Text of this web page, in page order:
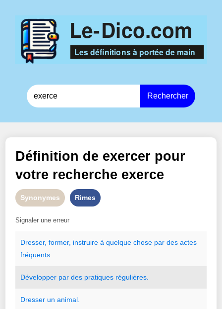
Rechercher
Définition de exercer pour
votre recherche exerce
Synonymes Rimes
Signaler une erreur
Dresser,former, instruire à quelque chose par des actes
fréquents.
Développer par des pratiques régulières.
Dresser un animal.